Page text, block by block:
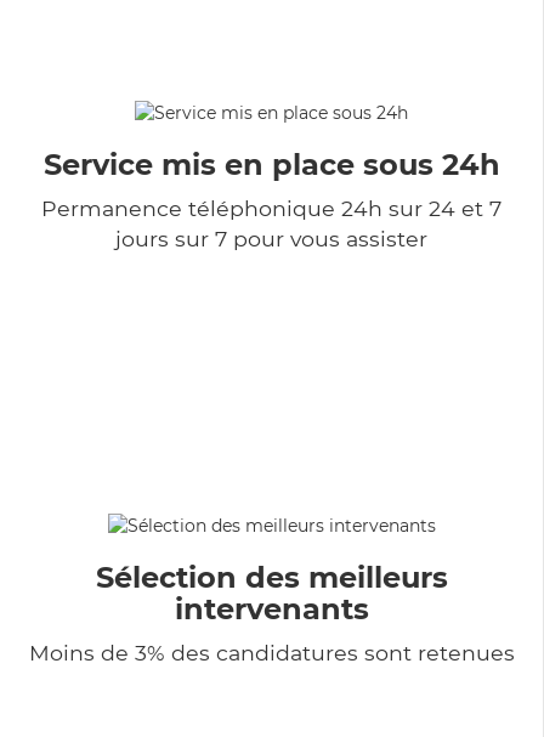
Service mis en place sous 24h
Permanence téléphonique 24h sur 24 et 7
jours sur 7 pour vous assister
Sélection des meilleurs
intervenants
Moins de 3% des candidatures sont retenues